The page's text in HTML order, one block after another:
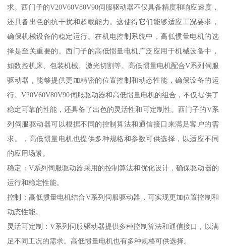
求。西门子的V20V60V80V90伺服驱动器不仅具备精度和响应速度，
还具备出色的抗干扰和超载能力。这使得它们能够适应工况要求，
确保机械设备的稳定运行。在机电控制系统中，高低惯量电机的选
择是至关重要的。西门子的高低惯量电机广泛应用于机械设备中，
如数控机床、包装机械、激光切割等。高低惯量电机配合V系列伺服
驱动器，能够提供更加精密的位置控制和动态性能，确保设备的运
行。V20V60V80V90伺服驱动器和高低惯量电机的组合，不仅提供了
稳定可靠的性能，还具备了出色的灵活性和可定制性。西门子的V系
列伺服驱动器可以根据不同的控制算法和通信接口来满足客户的需
求。，高低惯量电机也提供多种规格和参数可供选择，以适应不同
的应用场景。
稳定：V系列伺服驱动器采用的控制算法和优化设计，确保驱动器的
运行和稳定性能。
控制：高低惯量电机结合V系列伺服驱动器，可实现更加位置控制和
动态性能。
灵活可定制：V系列伺服驱动器提供多种控制算法和通信接口，以满
足不同工况的需求。高低惯量电机也有多种规格可供选择。